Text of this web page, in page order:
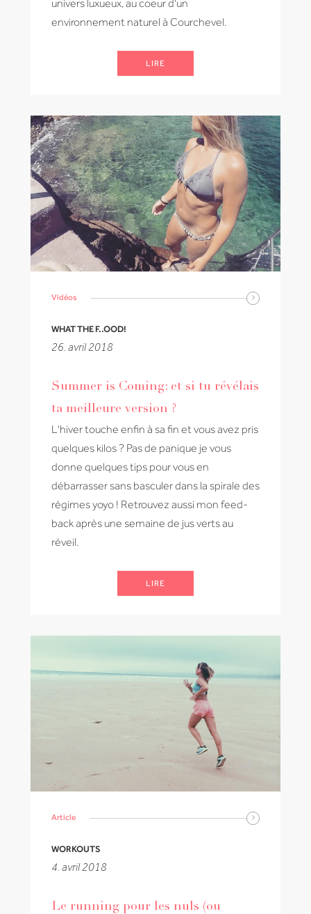
univers luxueux, au coeur d'un
environnement naturel à Courchevel.
LIRE
Vidéos
WHAT THE F..OOD!
26. avril 2018
Summer is Coming: et si tu révélais
ta meilleure version ?
L'hiver touche enfin à sa fin et vous avez pris
quelques kilos ? Pas de panique je vous
donne quelques tips pour vous en
débarrasser sans basculer dans la spirale des
régimes yoyo ! Retrouvez aussi mon feed-
back après une semaine de jus verts au
réveil.
LIRE
Article
WORKOUTS
4. avril 2018
Le running pour les nuls (ou